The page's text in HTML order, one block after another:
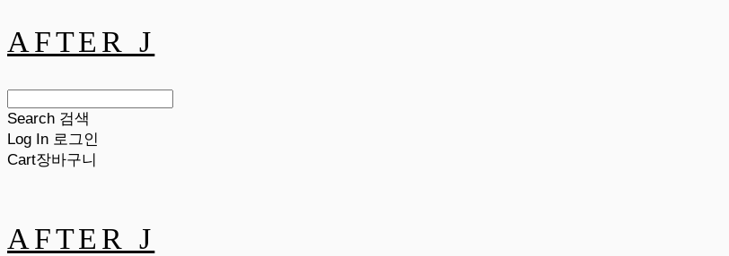
AFTER J
Search 검색
Log In 로그인
Cart장바구니
AFTER J